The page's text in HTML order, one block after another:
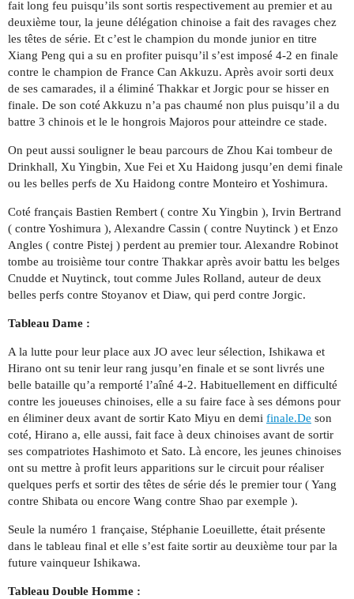
fait long feu puisqu’ils sont sortis respectivement au premier et au
deuxième tour, la jeune délégation chinoise a fait des ravages chez
les têtes de série. Et c’est le champion du monde junior en titre
Xiang Peng qui a su en profiter puisqu’il s’est imposé 4-2 en finale
contre le champion de France Can Akkuzu. Après avoir sorti deux
de ses camarades, il a éliminé Thakkar et Jorgic pour se hisser en
finale. De son coté Akkuzu n’a pas chaumé non plus puisqu’il a du
battre 3 chinois et le le hongrois Majoros pour atteindre ce stade.
On peut aussi souligner le beau parcours de Zhou Kai tombeur de
Drinkhall, Xu Yingbin, Xue Fei et Xu Haidong jusqu’en demi finale
ou les belles perfs de Xu Haidong contre Monteiro et Yoshimura.
Coté français Bastien Rembert ( contre Xu Yingbin ), Irvin Bertrand
( contre Yoshimura ), Alexandre Cassin ( contre Nuytinck ) et Enzo
Angles ( contre Pistej ) perdent au premier tour. Alexandre Robinot
tombe au troisième tour contre Thakkar après avoir battu les belges
Cnudde et Nuytinck, tout comme Jules Rolland, auteur de deux
belles perfs contre Stoyanov et Diaw, qui perd contre Jorgic.
Tableau Dame :
A la lutte pour leur place aux JO avec leur sélection, Ishikawa et
Hirano ont su tenir leur rang jusqu’en finale et se sont livrés une
belle bataille qu’a remporté l’aîné 4-2. Habituellement en difficulté
contre les joueuses chinoises, elle a su faire face à ses démons pour
en éliminer deux avant de sortir Kato Miyu en demi finale.De son
coté, Hirano a, elle aussi, fait face à deux chinoises avant de sortir
ses compatriotes Hashimoto et Sato. Là encore, les jeunes chinoises
ont su mettre à profit leurs apparitions sur le circuit pour réaliser
quelques perfs et sortir des têtes de série dés le premier tour ( Yang
contre Shibata ou encore Wang contre Shao par exemple ).
Seule la numéro 1 française, Stéphanie Loeuillette, était présente
dans le tableau final et elle s’est faite sortir au deuxième tour par la
future vainqueur Ishikawa.
Tableau Double Homme :